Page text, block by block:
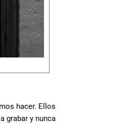
hacer. Ellos
grabar y nunca